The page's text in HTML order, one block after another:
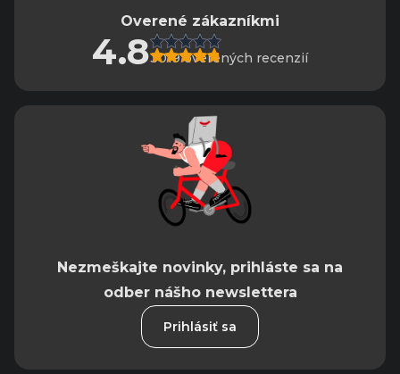
Overené zákazníkmi
4.83019 overených recenzií
Nezmeškajte novinky, prihláste sa na
odber nášho newslettera
Prihlásiť sa